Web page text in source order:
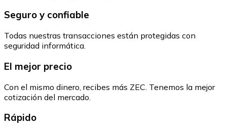
Seguro y confiable
Todas nuestras transacciones están protegidas con
seguridad informática.
El mejor precio
Con el mismo dinero, recibes más ZEC. Tenemos la mejor
cotización del mercado.
Rápido